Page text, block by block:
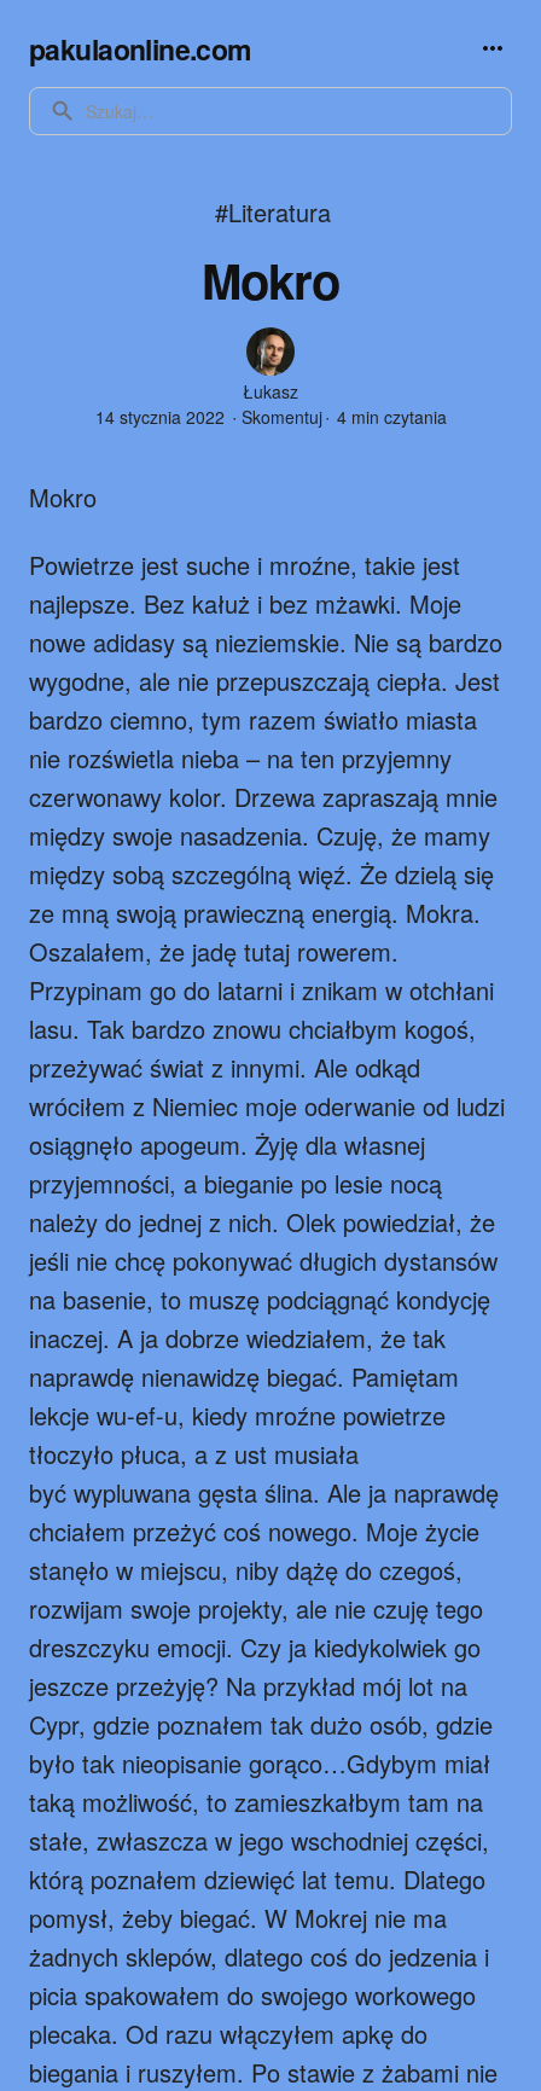
pakulaonline.com
SEARCH
#Literatura
Mokro
Author
Łukasz
14 stycznia 2022
Skomentuj 4 min czytania
Mokro
Powietrze jest suche i mroźne, takie jest
najlepsze. Bez kałuż i bez mżawki. Moje
nowe adidasy są nieziemskie. Nie są bardzo
wygodne, ale nie przepuszczają ciepła. Jest
bardzo ciemno, tym razem światło miasta
nie rozświetla nieba – na ten przyjemny
czerwonawy kolor. Drzewa zapraszają mnie
między swoje nasadzenia. Czuję, że mamy
między sobą szczególną więź. Że dzielą się
ze mną swoją prawieczną energią. Mokra.
Oszalałem, że jadę tutaj rowerem.
Przypinam go do latarni i znikam w otchłani
lasu. Tak bardzo znowu chciałbym kogoś,
przeżywać świat z innymi. Ale odkąd
wróciłem z Niemiec moje oderwanie od ludzi
osiągnęło apogeum. Żyję dla własnej
przyjemności, a bieganie po lesie nocą
należy do jednej z nich. Olek powiedział, że
jeśli nie chcę pokonywać długich dystansów
na basenie, to muszę podciągnąć kondycję
inaczej. A ja dobrze wiedziałem, że tak
naprawdę nienawidzę biegać. Pamiętam
lekcje wu-ef-u, kiedy mroźne powietrze
tłoczyło płuca, a z ust musiała
być wypluwana gęsta ślina. Ale ja naprawdę
chciałem przeżyć coś nowego. Moje życie
stanęło w miejscu, niby dążę do czegoś,
rozwijam swoje projekty, ale nie czuję tego
dreszczyku emocji. Czy ja kiedykolwiek go
jeszcze przeżyję? Na przykład mój lot na
Cypr, gdzie poznałem tak dużo osób, gdzie
było tak nieopisanie gorąco…Gdybym miał
taką możliwość, to zamieszkałbym tam na
stałe, zwłaszcza w jego wschodniej części,
którą poznałem dziewięć lat temu. Dlatego
pomysł, żeby biegać. W Mokrej nie ma
żadnych sklepów, dlatego coś do jedzenia i
picia spakowałem do swojego workowego
plecaka. Od razu włączyłem apkę do
biegania i ruszyłem. Po stawie z żabami nie